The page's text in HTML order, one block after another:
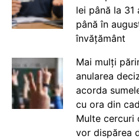
lei până la
până în
învățământ
Mai mulți
anularea
acorda
cu ora din
Multe cercuri
vor dispărea